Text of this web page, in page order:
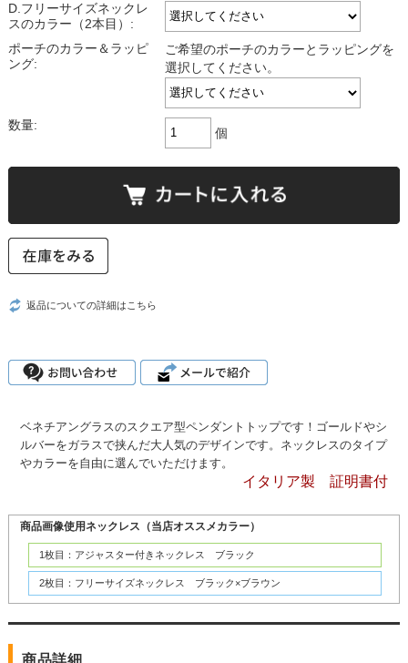
D.フリーサイズネックレ
スのカラー（2本目）:
ポーチのカラー＆ラッピ
ング:
ご希望のポーチのカラーとラッピングを
選択してください。
数量:
個
返品についての詳細はこちら
ベネチアングラスのスクエア型ペンダントトップです！ゴールドやシ
ルバーをガラスで挟んだ大人気のデザインです。ネックレスのタイプ
やカラーを自由に選んでいただけます。
イタリア製 証明書付
商品画像使用ネックレス（当店オススメカラー）
1枚目：アジャスター付きネックレス ブラック
2枚目：フリーサイズネックレス ブラック×ブラウン
商品詳細